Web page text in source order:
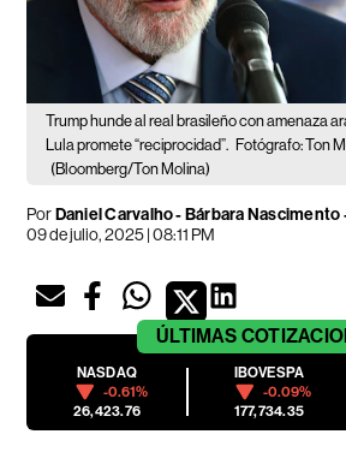
Trump hunde al real brasileño con amenaza
Lula promete “reciprocidad”. Fotógrafo: Ton
(Bloomberg/Ton Molina)
PorDaniel Carvalho - Bárbara
09 de julio, 2025 | 08:11 PM
ÚLTIMAS
NASDAQ
-0.61%
26,423.76
IBOVESPA
-0.09%
177,734.35